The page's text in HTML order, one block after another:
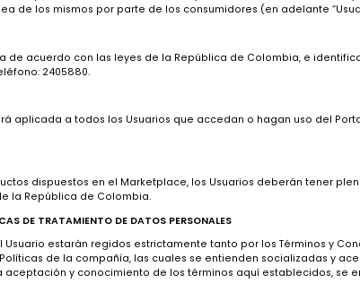
Términos y condiciones del
en línea de los mismos por parte de los consumidores (en
teléfono: 2405880.
será aplicada a todos los Usuarios que accedan o
Productos dispuestos en el Marketplace, los Usuarios
de la República de Colombia.